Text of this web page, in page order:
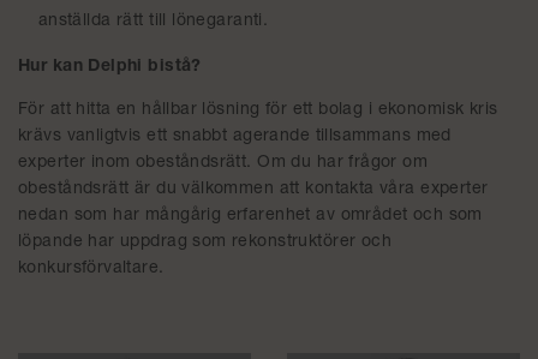
anställda rätt till lönegaranti.
Hur kan Delphi bistå?
För att hitta en hållbar lösning för ett bolag i ekonomisk kris
krävs vanligtvis ett snabbt agerande tillsammans med
experter inom obeståndsrätt. Om du har frågor om
obeståndsrätt är du välkommen att kontakta våra experter
nedan som har mångårig erfarenhet av området och som
löpande har uppdrag som rekonstruktörer och
konkursförvaltare.